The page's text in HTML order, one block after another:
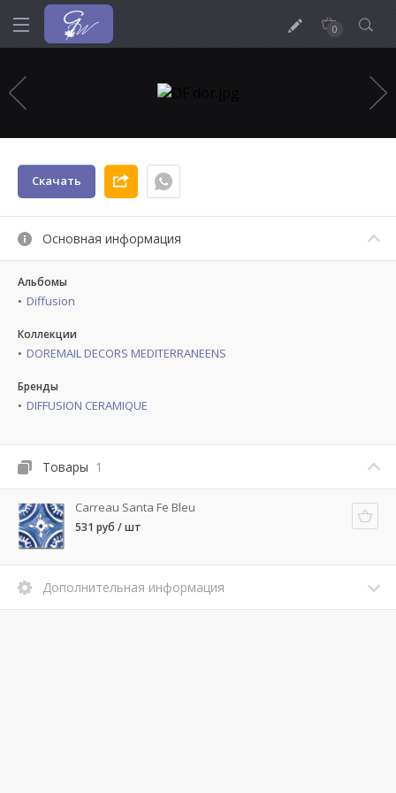
0
Скачать
Основная информация
Альбомы
Diffusion
Коллекции
DOREMAIL DECORS MEDITERRANEENS
Бренды
DIFFUSION CERAMIQUE
Товары 1
Carreau Santa Fe Bleu
531 руб / шт
Дополнительная информация